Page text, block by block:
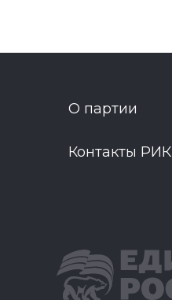
О партии
Контакты РИК